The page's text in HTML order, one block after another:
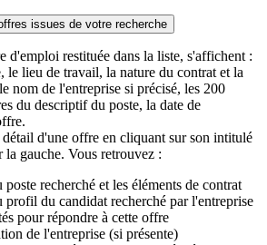
issues de votre recherche
d'emploi restituée dans la liste, s'affichent :
le lieu de travail, la nature du contrat et la
nom de l'entreprise si précisé, les 200
du descriptif du poste, la date de
détail d'une offre en cliquant sur son intitulé
la gauche. Vous retrouvez :
poste recherché et les éléments de contrat
profil du candidat recherché par l'entreprise
pour répondre à cette offre
de l'entreprise (si présente)